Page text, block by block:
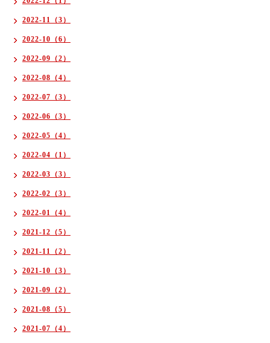
2022-11（3）
2022-10（6）
2022-09（2）
2022-08（4）
2022-07（3）
2022-06（3）
2022-05（4）
2022-04（1）
2022-03（3）
2022-02（3）
2022-01（4）
2021-12（5）
2021-11（2）
2021-10（3）
2021-09（2）
2021-08（5）
2021-07（4）